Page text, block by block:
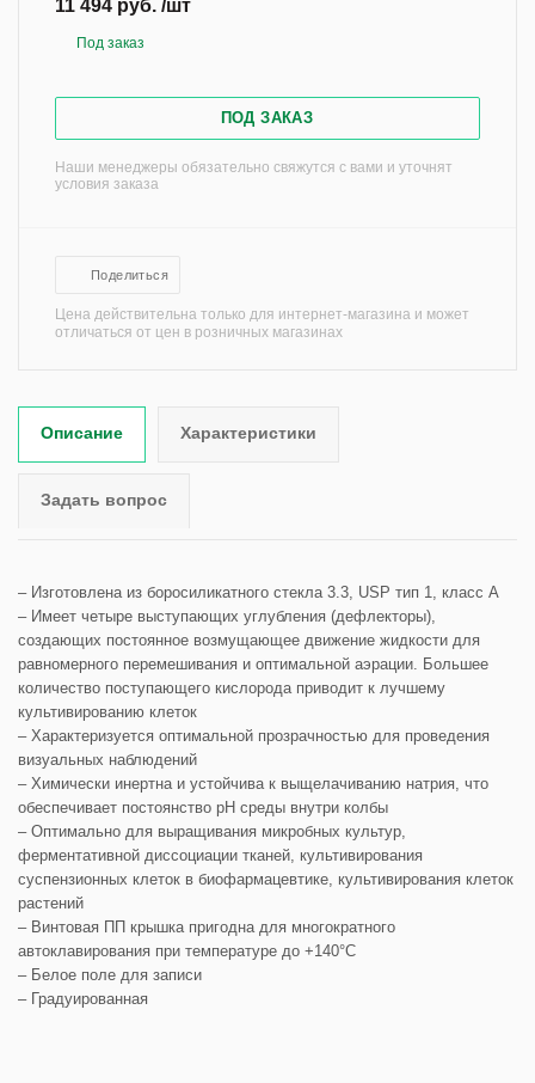
11 494 руб. /шт
Под заказ
ПОД ЗАКАЗ
Наши менеджеры обязательно свяжутся с вами и уточнят
условия заказа
Поделиться
Цена действительна только для интернет-магазина и может
отличаться от цен в розничных магазинах
Описание Характеристики
Задать вопрос
– Изготовлена из боросиликатного стекла 3.3, USP тип 1, класс A
– Имеет четыре выступающих углубления (дефлекторы),
создающих постоянное возмущающее движение жидкости для
равномерного перемешивания и оптимальной аэрации. Большее
количество поступающего кислорода приводит к лучшему
культивированию клеток
– Характеризуется оптимальной прозрачностью для проведения
визуальных наблюдений
– Химически инертна и устойчива к выщелачиванию натрия, что
обеспечивает постоянство pH среды внутри колбы
– Оптимально для выращивания микробных культур,
ферментативной диссоциации тканей, культивирования
суспензионных клеток в биофармацевтике, культивирования клеток
растений
– Винтовая ПП крышка пригодна для многократного
автоклавирования при температуре до +140°С
– Белое поле для записи
– Градуированная